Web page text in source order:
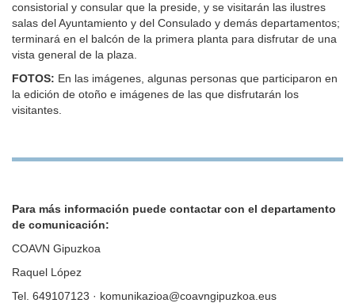
consistorial y consular que la preside, y se visitarán las ilustres
salas del Ayuntamiento y del Consulado y demás departamentos;
terminará en el balcón de la primera planta para disfrutar de una
vista general de la plaza.
FOTOS: En las imágenes, algunas personas que participaron en
la edición de otoño e imágenes de las que disfrutarán los
visitantes.
Para más información puede contactar con el departamento
de comunicación:
COAVN Gipuzkoa
Raquel López
Tel. 649107123 · komunikazioa@coavngipuzkoa.eus